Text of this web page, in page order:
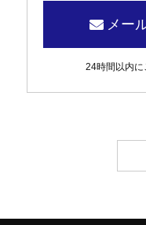
メー
24時間以内に